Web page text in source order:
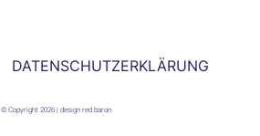
DATENSCHUTZERKLÄRUNG
© Copyright 2026 | design red baron